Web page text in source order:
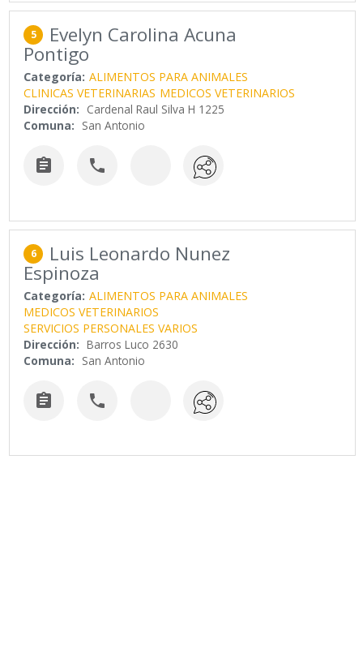
5 Evelyn Carolina Acuna
Pontigo
Categoría: ALIMENTOS PARA ANIMALES
CLINICAS VETERINARIAS MEDICOS VETERINARIOS
Dirección: Cardenal Raul Silva H 1225
Comuna: San Antonio
 
6 Luis Leonardo Nunez
Espinoza
Categoría: ALIMENTOS PARA ANIMALES
MEDICOS VETERINARIOS
SERVICIOS PERSONALES VARIOS
Dirección: Barros Luco 2630
Comuna: San Antonio
 